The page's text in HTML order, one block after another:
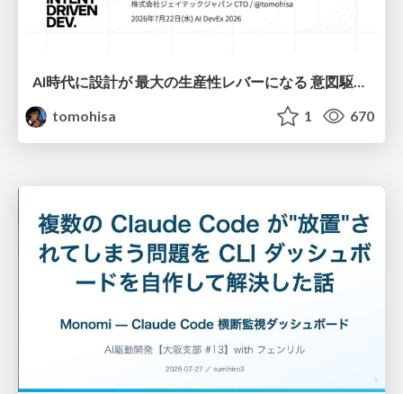
AI時代に設計が 最大の生産性レバーになる 意図駆動開発とデータを消さない設計｜Don't Delete Your Data or Your Intent — Design as the Deepest Lever in the AI Era
tomohisa
1 670